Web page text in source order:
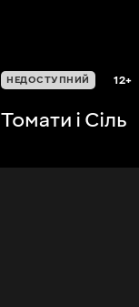
НЕДОСТУПНИЙ 12+
Томати і Сіль